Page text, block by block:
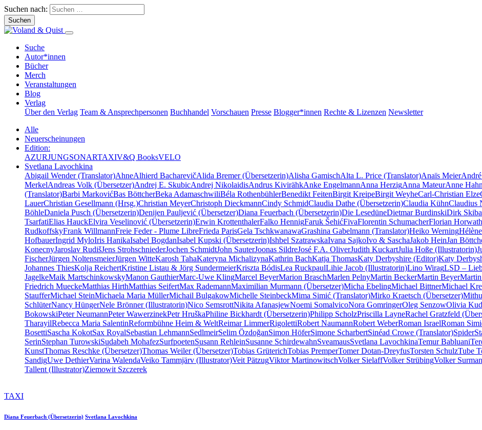
Suchen nach:
Suche
Autor*innen
Bücher
Merch
Veranstaltungen
Blog
Verlag
Über den Verlag Team & Ansprechpersonen Buchhandel Vorschauen Presse Blogger*innen Rechte & Lizenzen Newsletter
Alle
Neuerscheinungen
Edition:
AZURJUNGSONARTAXIV&Q BooksVELO
Svetlana Lavochkina
Abigail Wender (Translator)AhneAlhierd BacharevičAlida Bremer (Übersetzerin)Alisha GamischAlta L. Price (Translator)Anaïs Meier
MerkelAndreas Volk (Übersetzer)Andrej E. SkubicAndrej NikolaidisAndrus KivirähkAnke EngelmannAnna HerzigAnna MateurAnne Hahn
(Translator)Barbi MarkovićBas BöttcherBeka AdamaschwiliBéla RothenbühlerBenedikt FeitenBirgit KreipeBirgit WeyheCarl-Christian Elze
LauerChristian Gesellmann (Hrsg.)Christian MeyerChristoph DieckmannCindy SchmidClaudia Dathe (Übersetzerin)Claudia KühnClaudius
BöhleDaniela Pusch (Übersetzerin)Denijen Pauljević (Übersetzer)Diana Feuerbach (Übersetzerin)Die LesedüneDietmar BurdinskiDirk Skiba
TsarfatiElias HauckElvira Veselinović (Übersetzerin)Erwin KrottenthalerFalko HennigFaruk ŠehićFivaFlorentin SchumacherFlorian Horwath
RudkoffskyFrank WillmannFreie Feder - Plume LibreFrieda ParisGela TschkwanawaGrashina Gabelmann (Translator)Heiko Werning
HofbauerIngrid MyloIris HanikaIsabel BogdanIsabel Kupski (Übersetzerin)Ishbel SzatrawskaIvana SajkoIvo & SaschaJakob HeinJan
KonecnyJaroslav RudišJens StrohschniederJochen SchmidtJohn SauterJoonas SildreJosé F.A. OliverJudith KuckartJulia Hoße (Illustratorin)
FischerJürgen NoltensmeierJürgen WitteKarosh TahaKateryna MichalizynaKathrin BachKatja ThomasKaty Derbyshire (Editor)Katy
Johannes ThiesKolja ReichertKristine Listau & Jörg SundermeierKriszta BódisLea RuckpaulLihie Jacob (Illustratorin)Lino WiragLSD –
JagelkeMaik MartschinkowskyManon GauthierMarc-Uwe KlingMarcel BeyerMarion BraschMarlen PelnyMartin BeckerMartin Beyer
Friedrich MueckeMatthias HirthMatthias SeifertMax RademannMaximilian Murmann (Übersetzer)Micha EbelingMichael BittnerMichael
StaufferMichael SteinMichaela Maria MüllerMichail BulgakowMichelle SteinbeckMima Simić (Translator)Mirko Kraetsch (Übersetzer)
SchlüterNancy HüngerNele Brönner (Illustratorin)Nico SemsrottNikita AfanasjewNoemi SomalvicoNora GomringerOleg SenzowOlivia
BokowskiPeter NeumannPeter WawerzinekPetr HruškaPhiline Bickhardt (Übersetzerin)Philipp ScholzPriscilla LayneRachel Gratzfeld
TharayilRebecca Maria SalentinReformbühne Heim & WeltReimar LimmerRigolettiRobert NaumannRobert WeberRoman IsraelRoman
BosettiSascha KokotSax RoyalSebastian LehmannSedlmeirSelim ÖzdoğanSimon HöferSimone ScharbertSinéad Crowe (Translator)Spider
SerinStephan TurowskiSudabeh MohafezSurfpoetenSusann RehleinSusanne SchirdewahnSveamausSvetlana LavochkinaTemur Babluani
KunstThomas Reschke (Übersetzer)Thomas Weiler (Übersetzer)Tobias GrüterichTobias PremperTomer Dotan-DreyfusTorsten SchulzTube
SandigUwe DethierVarina WalendaVeiko Tammjärv (Illustrator)Veit PätzugViktor MartinowitschVolker SielaffVolker StrübingVolker
Tallent (Illustrator)Ziemowit Szczerek
TAXI
Diana Feuerbach (Übersetzerin) Svetlana Lavochkina